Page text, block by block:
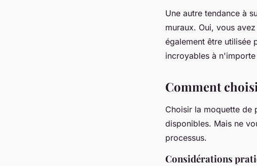
Une autre tendance à
muraux. Oui, vous
également être utilisée
incroyables à
Comment
Choisir la moquette de
disponibles. Mais ne
processus.
Considérations